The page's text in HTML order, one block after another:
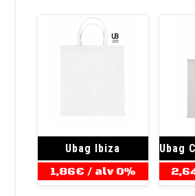
Ubag Ibiza
1,86€ / alv 0%
Ubag